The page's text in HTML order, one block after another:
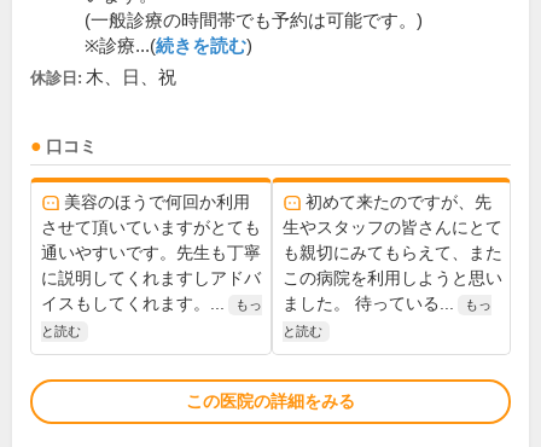
(一般診療の時間帯でも予約は可能です。)
※診療...(続きを読む)
休診日: 木、日、祝
口コミ
美容のほうで何回か利用
させて頂いていますがとても
通いやすいです。先生も丁寧
に説明してくれますしアドバ
イスもしてくれます。...
もっ
と読む
初めて来たのですが、先
生やスタッフの皆さんにとて
も親切にみてもらえて、また
この病院を利用しようと思い
ました。 待っている...
もっ
と読む
この医院の詳細をみる